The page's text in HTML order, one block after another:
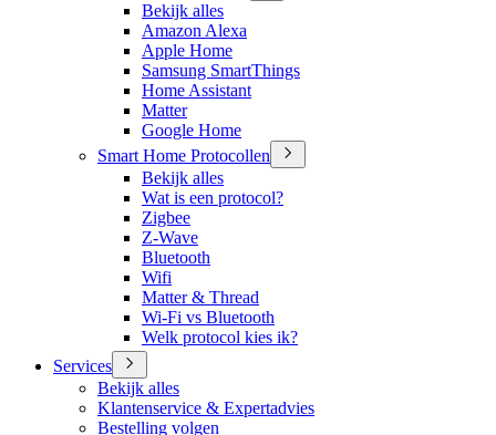
Bekijk alles
Amazon Alexa
Apple Home
Samsung SmartThings
Home Assistant
Matter
Google Home
Smart Home Protocollen
Bekijk alles
Wat is een protocol?
Zigbee
Z-Wave
Bluetooth
Wifi
Matter & Thread
Wi-Fi vs Bluetooth
Welk protocol kies ik?
Services
Bekijk alles
Klantenservice & Expertadvies
Bestelling volgen